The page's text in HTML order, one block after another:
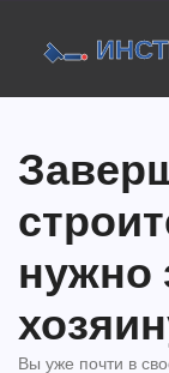
нужно
Вы уже почти в